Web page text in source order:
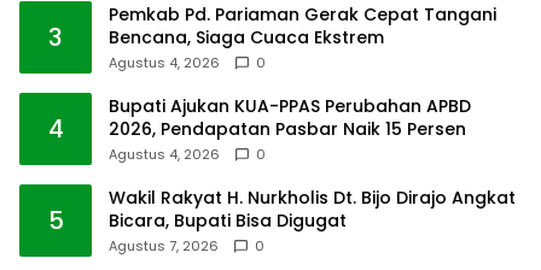
3
Pemkab Pd. Pariaman Gerak Cepat Tangani
Bencana, Siaga Cuaca Ekstrem
Agustus 4, 2026 0
4
Bupati Ajukan KUA-PPAS Perubahan APBD
2026, Pendapatan Pasbar Naik 15 Persen
Agustus 4, 2026 0
5
Wakil Rakyat H. Nurkholis Dt. Bijo Dirajo Angkat
Bicara, Bupati Bisa Digugat
Agustus 7, 2026 0